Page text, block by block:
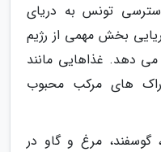
تونس به دریای
بخش مهمی از رژیم
دهد. غذاهایی مانند
های مرکب محبوب
مرغ و گاو در